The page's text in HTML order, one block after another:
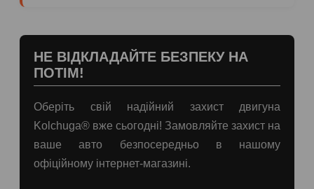
НЕ ВІДКЛАДАЙТЕ БЕЗПЕКУ НА
ПОТІМ!
Оберіть свій надійний захист двигуна
Kolchuga® вже сьогодні! Замовляйте захист на
ваше авто безпосередньо в нашому
офіційному інтернет-магазині.